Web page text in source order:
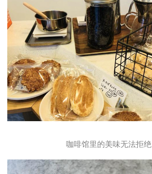
咖啡馆里的美味无法拒绝